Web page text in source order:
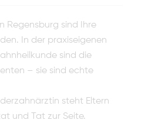
Regensburg sind Ihre
In der praxiseigenen
sind die
– sie sind echte
steht Eltern
und Tat zur Seite.